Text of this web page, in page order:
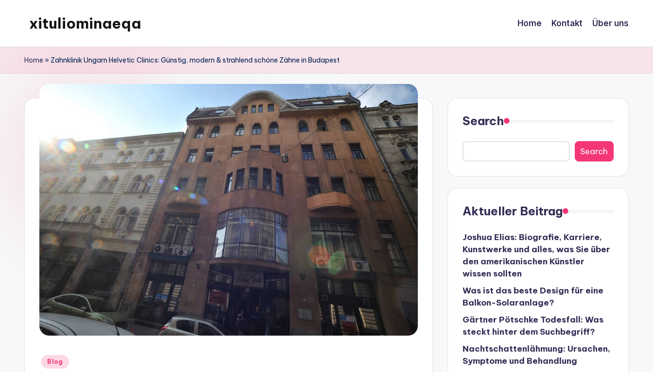
xituliominaeqa Home Kontakt Über uns
Home » Zahnklinik Ungarn Helvetic Clinics: Günstig, modern & strahlend schöne Zähne in Budapest
Posted
Blog
Search
Search
Aktueller Beitrag
Joshua Elias: Biografie, Karriere,
Kunstwerke und alles, was Sie über
den amerikanischen Künstler
wissen sollten
Was ist das beste Design für eine
Balkon-Solaranlage?
Gärtner Pötschke Todesfall: Was
steckt hinter dem Suchbegriff?
Nachtschattenlähmung: Ursachen,
Symptome und Behandlung